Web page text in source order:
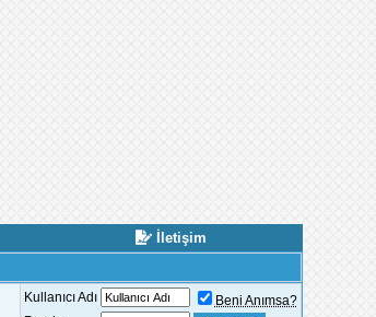
İletişim
Kullanıcı Adı
Beni Anımsa?